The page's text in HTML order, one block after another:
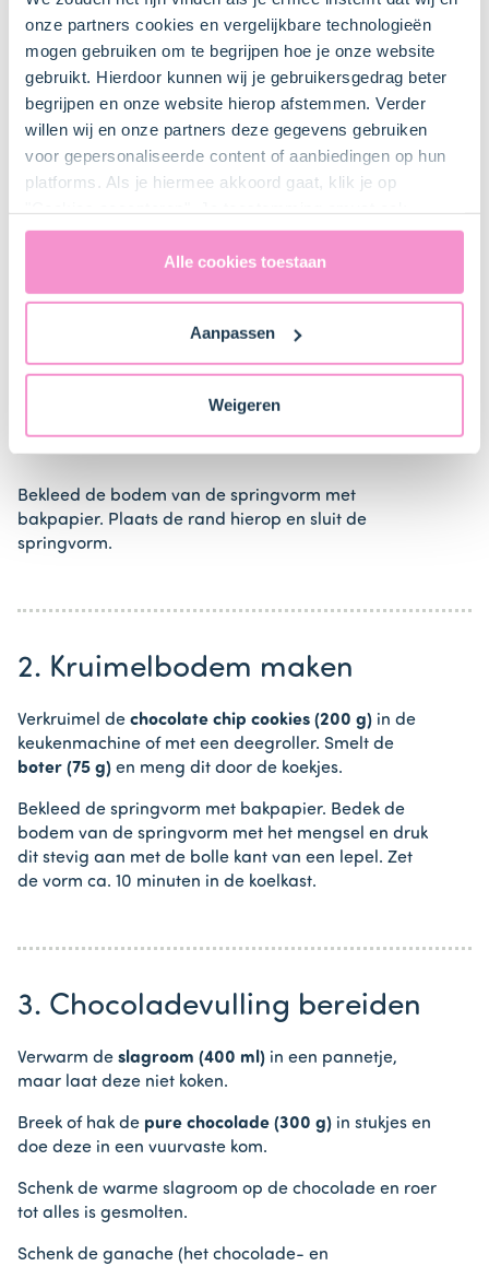
onze partners cookies en vergelijkbare technologieën
mogen gebruiken om te begrijpen hoe je onze website
gebruikt. Hierdoor kunnen wij je gebruikersgedrag beter
begrijpen en onze website hierop afstemmen. Verder
willen wij en onze partners deze gegevens gebruiken
voor gepersonaliseerde content of aanbiedingen op hun
platforms. Als je hiermee akkoord gaat, klik je op
uitdrukkelijk een eventuele gegevensoverdracht naar de
Verenigde Staten in de zin van artikel 49 AVG. Raadpleeg
ons
naar technology providers en partners in de Verenigde
Staten. Je kunt op elk moment van gedachten
Alle cookies toestaan
Aanpassen
Weigeren
Mengkom
Bestel dit product online
Bestel gemakkelijk en snel je bakproducten
1. Voorbereiden
Bekleed de bodem van de springvorm met
bakpapier. Plaats de rand hierop en sluit de
springvorm.
2. Kruimelbodem maken
Verkruimel de chocolate chip cookies (200 g) in de
keukenmachine of met een deegroller. Smelt de
boter (75 g) en meng dit door de koekjes.
Bekleed de springvorm met bakpapier. Bedek de
bodem van de springvorm met het mengsel en druk
dit stevig aan met de bolle kant van een lepel. Zet
de vorm ca. 10 minuten in de koelkast.
3. Chocoladevulling bereiden
Verwarm de slagroom (400 ml) in een pannetje,
maar laat deze niet koken.
Breek of hak de pure chocolade (300 g) in stukjes en
doe deze in een vuurvaste kom.
Schenk de warme slagroom op de chocolade en roer
tot alles is gesmolten.
Schenk de ganache (het chocolade- en